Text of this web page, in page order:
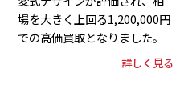
場を大きく上回る1,200,000円
での高価買取となりました。
詳しく見る